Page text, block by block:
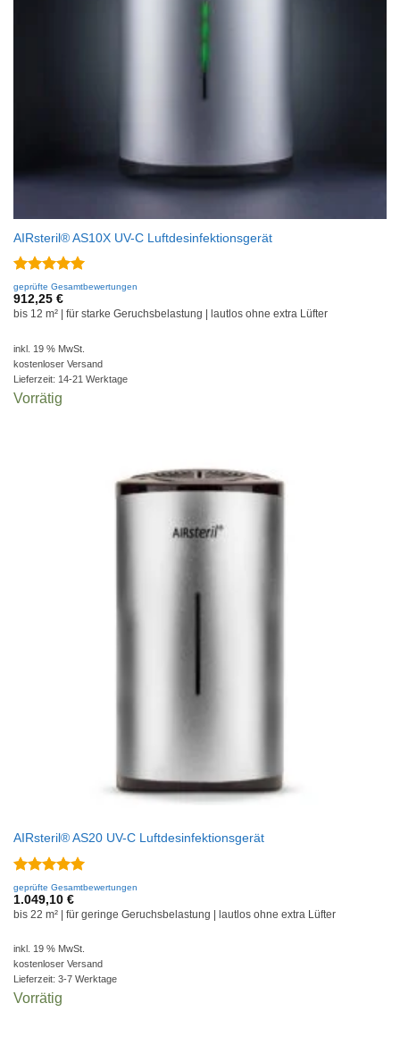
AIRsteril® AS10X UV-C Luftdesinfektionsgerät
Bewertet
mit5von
5
geprüfte Gesamtbewertungen
912,25 €
bis 12 m² | für starke Geruchsbelastung | lautlos ohne extra Lüfter
inkl. 19 % MwSt.
kostenloser Versand
Lieferzeit: 14-21 Werktage
Vorrätig
AIRsteril® AS20 UV-C Luftdesinfektionsgerät
Bewertet
mit5von
5
geprüfte Gesamtbewertungen
1.049,10 €
bis 22 m² | für geringe Geruchsbelastung | lautlos ohne extra Lüfter
inkl. 19 % MwSt.
kostenloser Versand
Lieferzeit: 3-7 Werktage
Vorrätig